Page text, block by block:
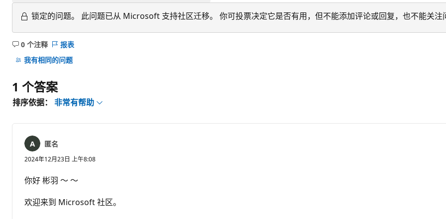
锁定的问题。 此问题已从 Microsoft 支持社区迁移。 你可投票决定它是否有用，但不能添加评论或回复，也不能关注
0 个注释
无
注
报表
我有相同的问题
1 个答案
排序依据： 非常有帮助
匿名
2024年12月23日 上午8:08
你好 彬羽 ～ ～
欢迎来到 Microsoft 社区。